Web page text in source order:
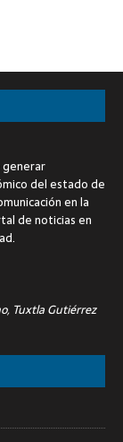
del estado de
en la
de noticias en
Tuxtla Gutiérrez